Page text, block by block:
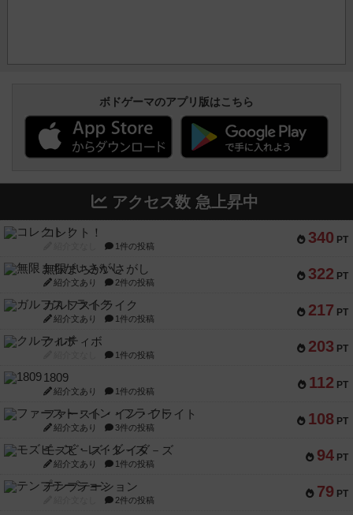
ボドゲーマのアプリ版はこちら
アクセス数 急上昇中
340 PT
コレクト！
1件の投稿
322 PT
無限まちがいさがし
紹介文あり 2件の投稿
217 PT
ガルフストライク
紹介文あり 1件の投稿
203 PT
クルティボ
1件の投稿
112 PT
1809
紹介文あり 1件の投稿
108 PT
ファースト・イン・フライト
紹介文あり 3件の投稿
94 PT
モズビ－ズ・レイダ－ズ
紹介文あり 1件の投稿
79 PT
テンプテーション
2件の投稿